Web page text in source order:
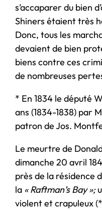
s’accaparer du bien
Shiners étaient très
Donc, tous les
devaient de bien
biens contre ces
de nombreuses
* En 1834 le député
ans (1834-1838) par
patron de Jos.
Le meurtre de
dimanche 20 avril
près de la résidence
la « Raftman’s Bay »;
violent et crapuleux